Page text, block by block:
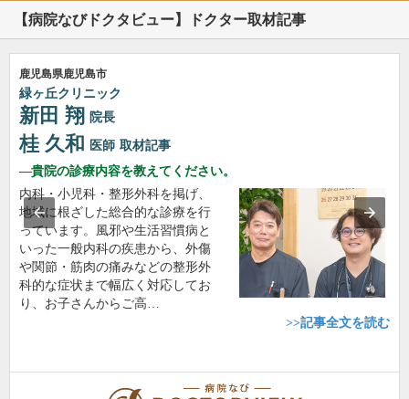
【病院なびドクタビュー】ドクター取材記事
鹿児島県鹿児島市
緑ヶ丘クリニック
新田 翔 院長
桂 久和 医師 取材記事
貴院の診療内容を教えてください。
内科・小児科・整形外科を掲げ、
地域に根ざした総合的な診療を行
っています。風邪や生活習慣病と
いった一般内科の疾患から、外傷
や関節・筋肉の痛みなどの整形外
科的な症状まで幅広く対応してお
り、お子さんからご高…
>>記事全文を読む